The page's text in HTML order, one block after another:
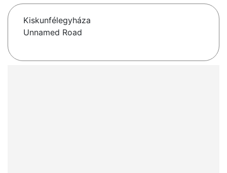
Kiskunfélegyháza
Unnamed Road